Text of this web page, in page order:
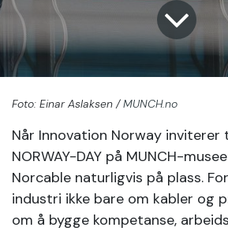
Foto: Einar Aslaksen /MUNCH.no
Når Innovation Norway inviterer
NORWAY-DAY på MUNCH-
Norcable naturligvis på plass.
industri ikke bare om kabler og
om å bygge kompetanse,